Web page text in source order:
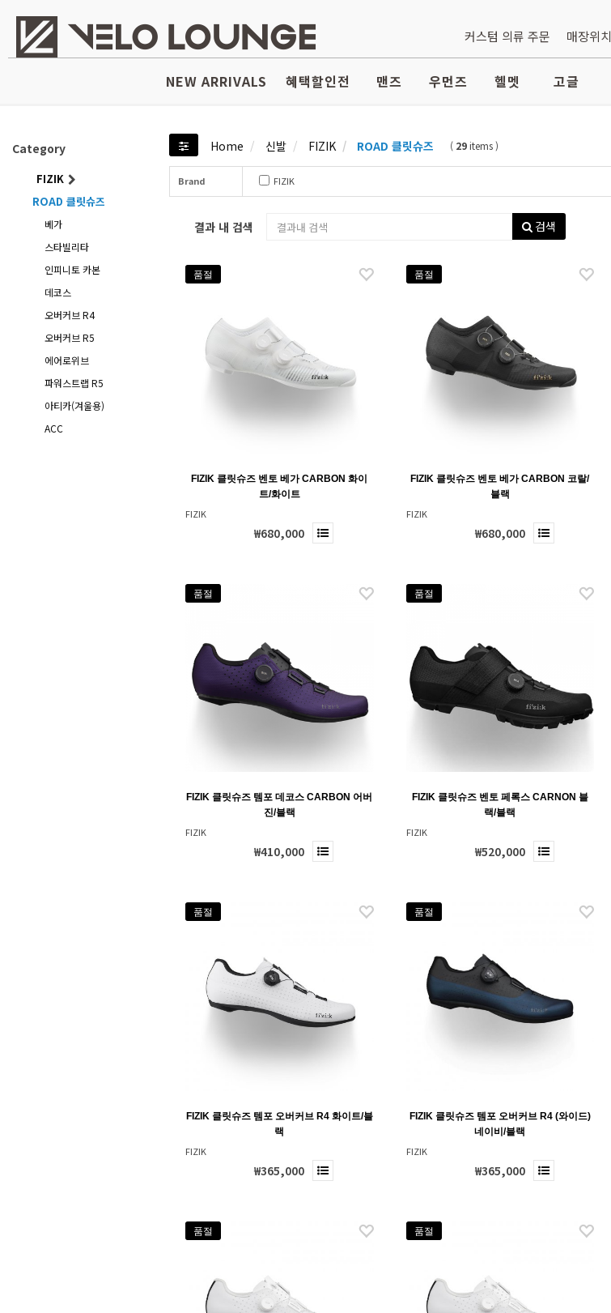
커스텀 의류 주문 매장위치
NEW ARRIVALS 혜택할인전 맨즈 우먼즈 헬멧 고글
Category
FIZIK
ROAD 클릿슈즈
베가
스타빌리타
인피니토 카본
데코스
오버커브 R4
오버커브 R5
에어로위브
파워스트랩 R5
아티카(겨울용)
ACC
Home 신발 FIZIK ROAD 클릿슈즈 ( 29items )
Brand FIZIK
결과 내 검색 검색
품절
FIZIK 클릿슈즈 벤토 베가 CARBON 화이
트/화이트
FIZIK
₩680,000
품절
FIZIK 클릿슈즈 벤토 베가 CARBON 코랄/
블랙
FIZIK
₩680,000
품절
FIZIK 클릿슈즈 템포 데코스 CARBON 어버
진/블랙
FIZIK
₩410,000
품절
FIZIK 클릿슈즈 벤토 페록스 CARNON 블
랙/블랙
FIZIK
₩520,000
품절
FIZIK 클릿슈즈 템포 오버커브 R4 화이트/블
랙
FIZIK
₩365,000
품절
FIZIK 클릿슈즈 템포 오버커브 R4 (와이드)
네이비/블랙
FIZIK
₩365,000
품절 품절